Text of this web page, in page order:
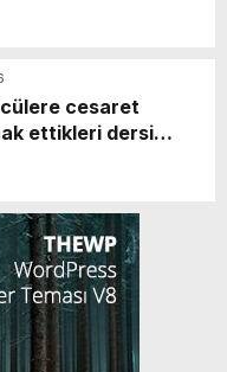
cesaret
ettikleri dersi